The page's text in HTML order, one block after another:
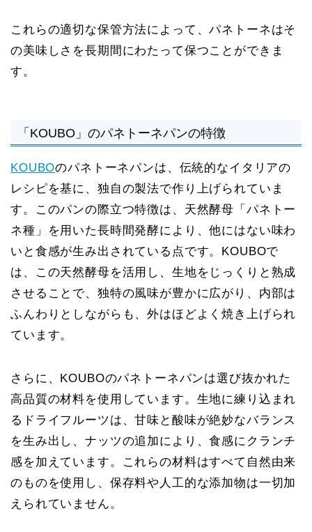
これらの適切な保管方法によって、パネトーネはそ
の美味しさを長期間にわたって保つことができま
す。
「KOUBO」のパネトーネパンの特徴
KOUBOのパネトーネパンは、伝統的なイタリアの
レシピを基に、独自の製法で作り上げられていま
す。このパンの際立つ特徴は、天然酵母「パネトー
ネ種」を用いた長時間発酵により、他にはない味わ
いと食感が生み出されている点です。KOUBOで
は、この天然酵母を活用し、生地をじっくりと熟成
させることで、独特の風味が豊かに広がり、内部は
ふんわりとしながらも、外はほどよく焼き上げられ
ています。
さらに、KOUBOのパネトーネパンは選び抜かれた
高品質の材料を使用しています。生地に練り込まれ
るドライフルーツは、甘味と酸味が絶妙なバランス
を生み出し、ナッツの追加により、食感にクランチ
感を加えています。これらの材料はすべて自然由来
のものを使用し、保存料や人工的な添加物は一切加
えられていません。